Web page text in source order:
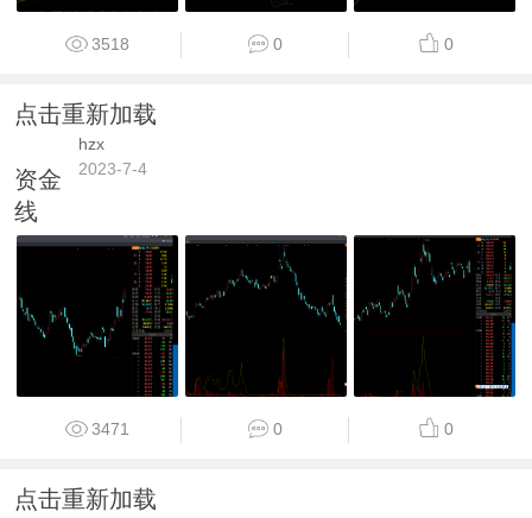
3518 0 0
点击重新加载
hzx
2023-7-4
资金
线
3471 0 0
点击重新加载